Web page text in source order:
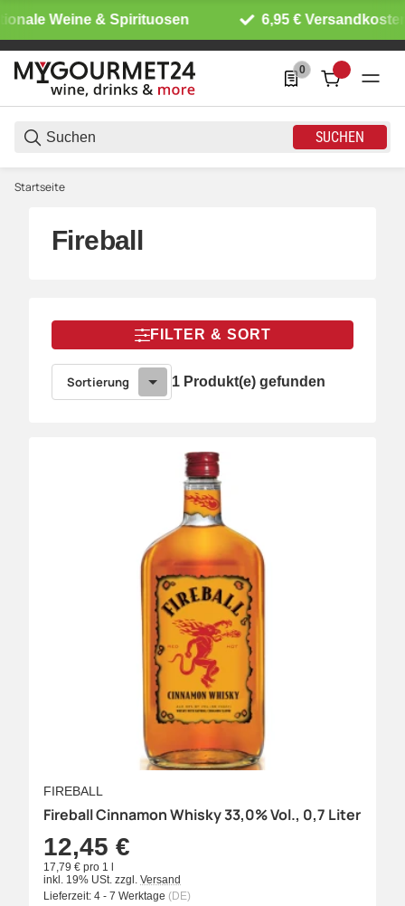
Weine & Spirituosen 6,95 €
SUCHEN
0
0 Produkte in der
Startseite
Fireball
FILTER & SORT
Sortierung 1 Produkt(e) gefunden
FIREBALL
Fireball Cinnamon Whisky 33,0% Vol., 0,7 Liter
12,45 €
17,79 € pro 1 l
inkl. 19% USt. zzgl. Versand
Lieferzeit: 4 - 7 Werktage (DE)